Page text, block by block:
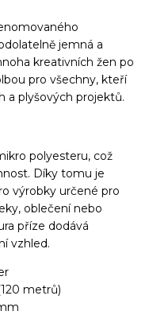
jemná a
kreativních žen po
pro všechny, kteří
a plyšových projektů.
polyesteru, což
Díky tomu je
výrobky určené pro
oblečení nebo
příze dodává
vzhled.
metrů)